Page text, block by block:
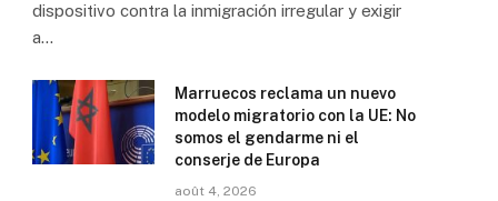
dispositivo contra la inmigración irregular y exigir
a…
Marruecos reclama un nuevo
modelo migratorio con la UE: No
somos el gendarme ni el
conserje de Europa
août 4, 2026